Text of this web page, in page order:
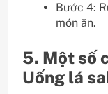
Bước 4:
món ăn.
5. Một số
Uống lá